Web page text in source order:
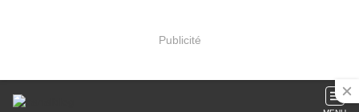
Publicité